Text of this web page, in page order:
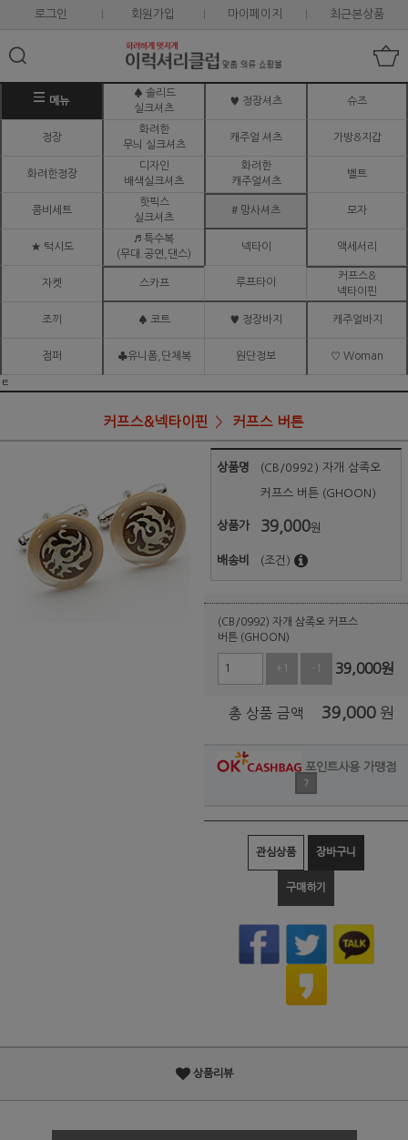
로그인 회원가입 마이페이지 최근본상품
메뉴
♠ 솔리드
실크셔츠
♥ 정장셔츠 슈즈
정장
화려한
무늬 실크셔츠
캐주얼 셔츠 가방&지갑
화려한정장
디자인
배색실크셔츠
화려한
캐주얼셔츠
벨트
콤비세트
핫픽스
실크셔츠
# 망사셔츠 모자
★ 턱시도
♬ 특수복
(무대.공연,댄스)
넥타이 액세서리
자켓 스카프 루프타이
커프스&
넥타이핀
조끼 ♠ 코트 ♥ 정장바지 캐주얼바지
점퍼 ♣유니폼,단체복 원단정보 ♡ Woman
ㅌ
커프스&넥타이핀 커프스 버튼
상품명 (CB/0992) 자개 삼족오
커프스 버튼 (GHOON)
상품가 39,000원
배송비 (조건)
(CB/0992) 자개 삼족오 커프스
버튼 (GHOON)
+1 -1 39,000원
총 상품 금액 39,000 원
포인트사용 가맹점
?
관심상품 장바구니
구매하기
상품리뷰